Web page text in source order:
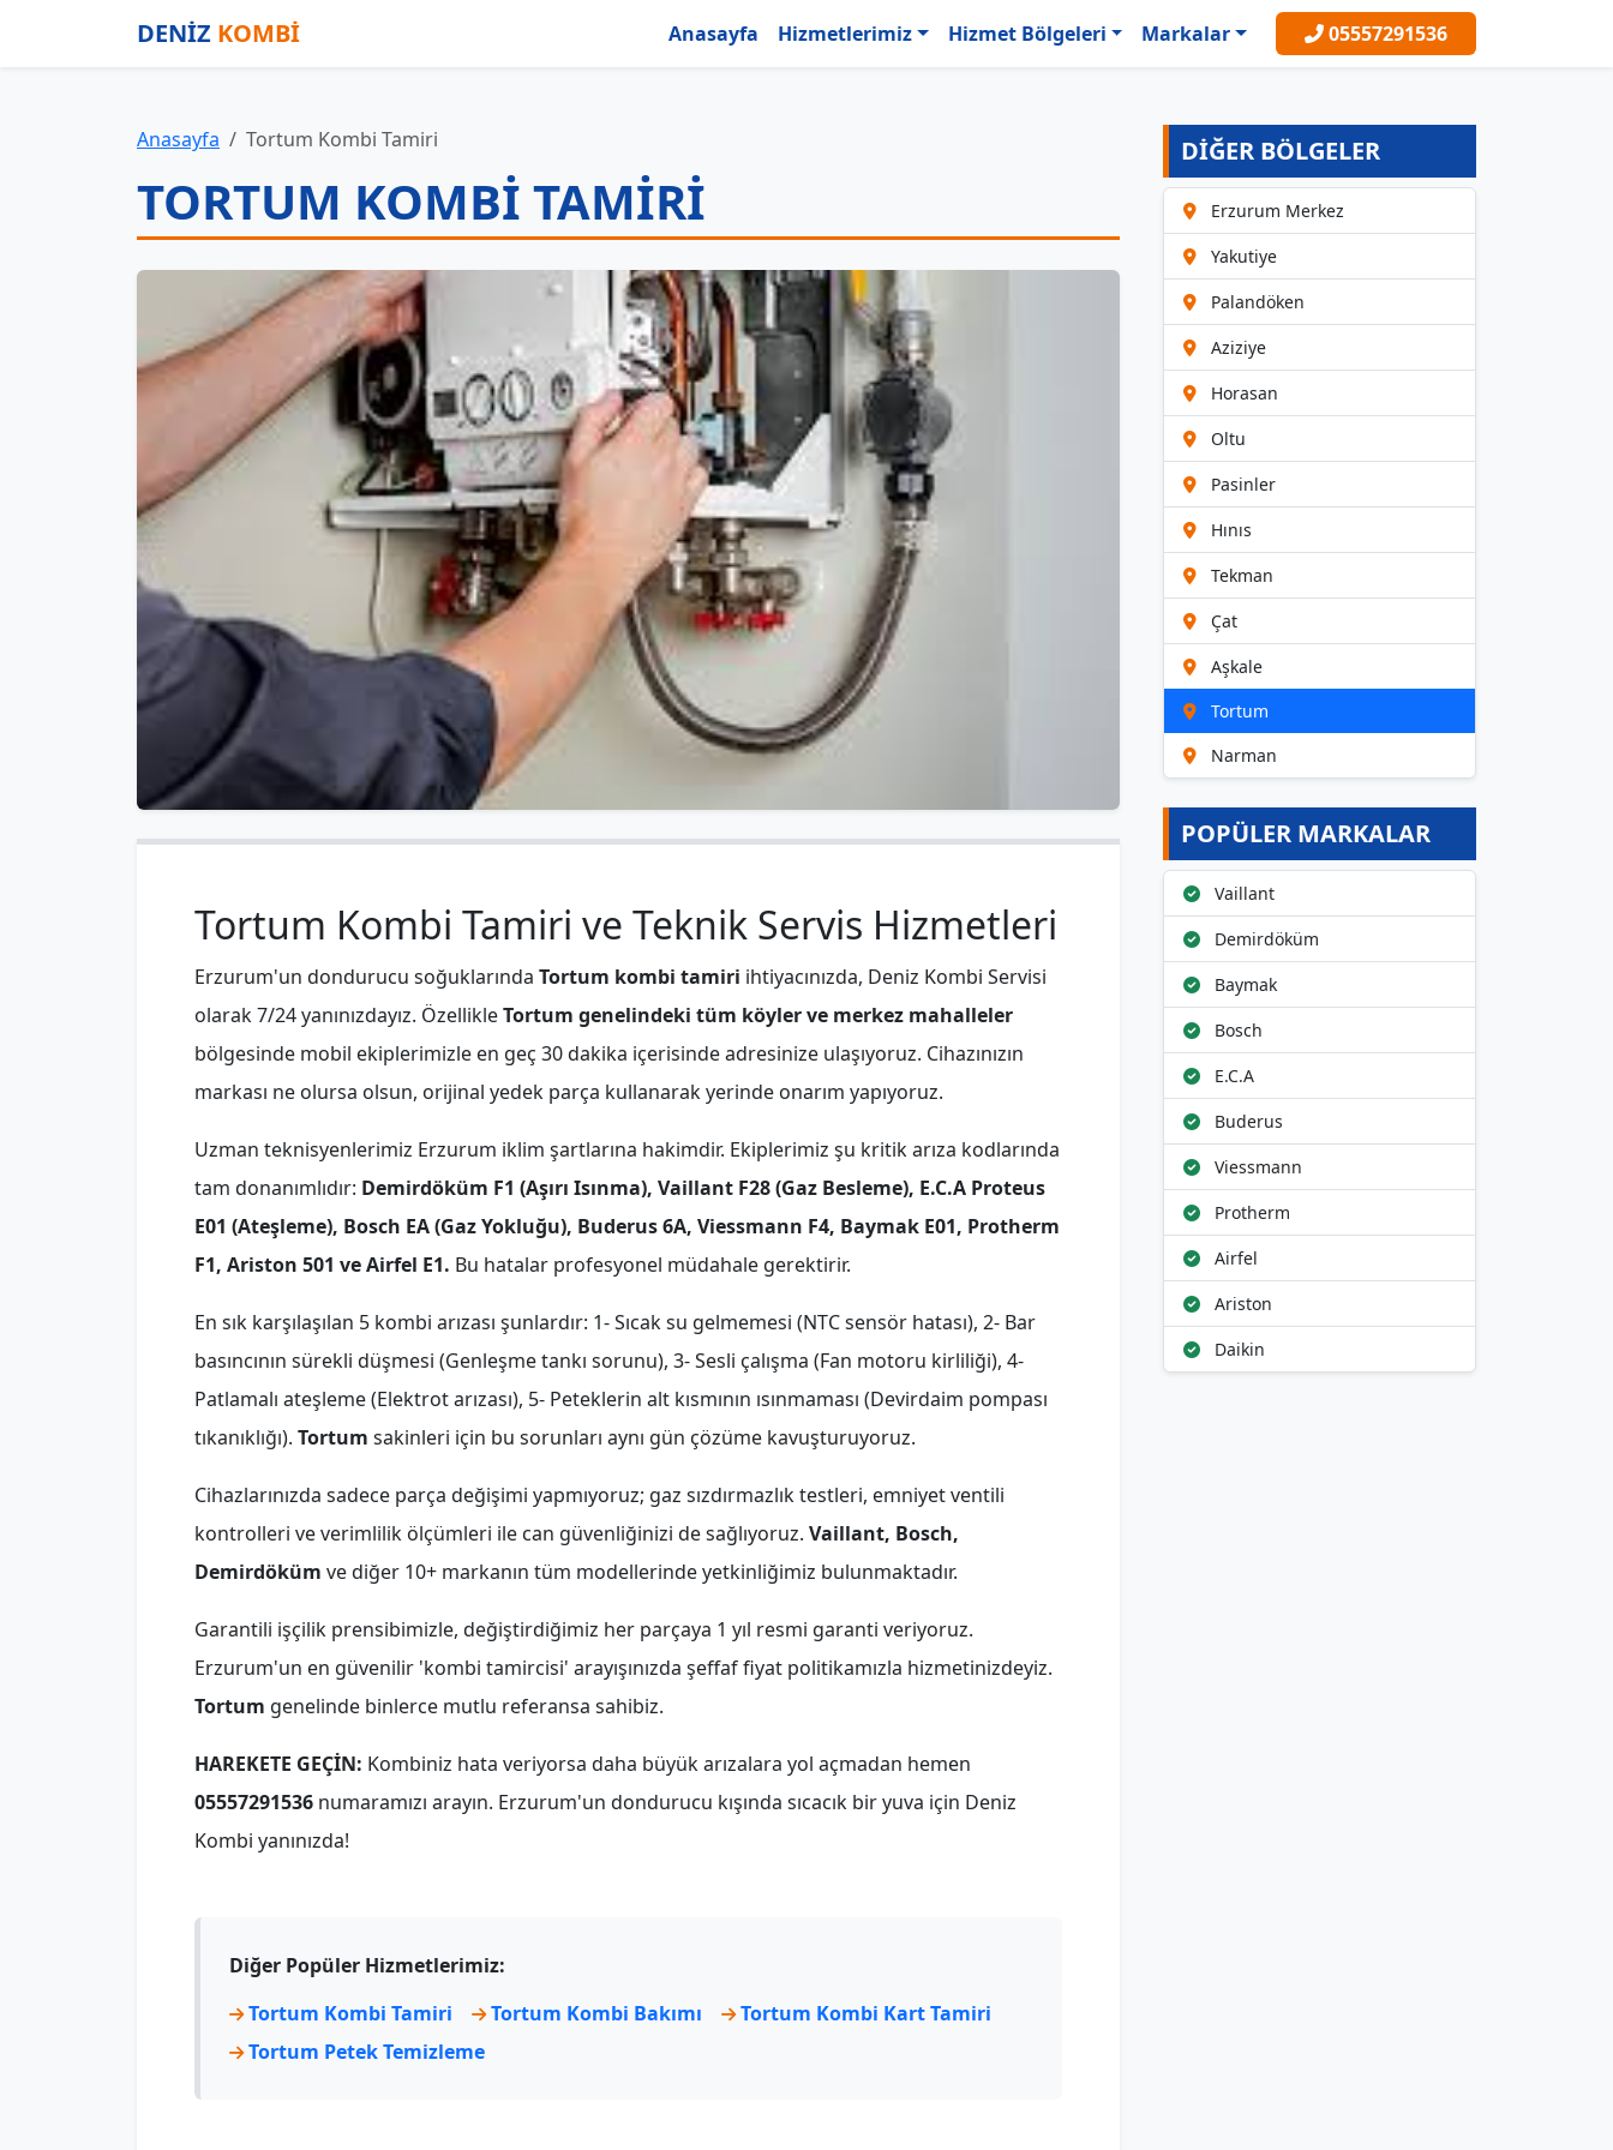
DENİZ KOMBİ Anasayfa Hizmetlerimiz Hizmet Bölgeleri Markalar 05557291536
Anasayfa Tortum Kombi Tamiri
TORTUM KOMBI TAMIRI
Tortum Kombi Tamiri ve Teknik Servis Hizmetleri
Erzurum'un dondurucu soğuklarında Tortum kombi tamiri ihtiyacınızda, Deniz Kombi Servisi
olarak 7/24 yanınızdayız. ÖzellikleTortum genelindeki tüm köyler ve merkez mahalleler
bölgesinde mobil ekiplerimizle en geç 30 dakika içerisinde adresinize ulaşıyoruz. Cihazınızın
markası ne olursa olsun, orijinal yedek parça kullanarak yerinde onarım yapıyoruz.
Uzman teknisyenlerimiz Erzurum iklim şartlarına hakimdir. Ekiplerimiz şu kritik arıza kodlarında
tam donanımlıdır: Demirdöküm F1 (Aşırı Isınma), Vaillant F28 (Gaz Besleme), E.C.A Proteus
E01 (Ateşleme), Bosch EA (Gaz Yokluğu), Buderus 6A, Viessmann F4, Baymak E01, Protherm
F1, Ariston 501 ve Airfel E1. Bu hatalar profesyonel müdahale gerektirir.
En sık karşılaşılan 5 kombi arızası şunlardır: 1- Sıcak su gelmemesi (NTC sensör hatası), 2- Bar
basıncının sürekli düşmesi (Genleşme tankı sorunu), 3- Sesli çalışma (Fan motoru kirliliği), 4-
Patlamalı ateşleme (Elektrot arızası), 5- Peteklerin alt kısmının ısınmaması (Devirdaim pompası
tıkanıklığı). Tortum sakinleri için bu sorunları aynı gün çözüme kavuşturuyoruz.
Cihazlarınızda sadece parça değişimi yapmıyoruz; gaz sızdırmazlık testleri, emniyet ventili
kontrolleri ve verimlilik ölçümleri ile can güvenliğinizi de sağlıyoruz. Vaillant, Bosch,
Demirdöküm ve diğer 10+ markanın tüm modellerinde yetkinliğimiz bulunmaktadır.
Garantili işçilik prensibimizle, değiştirdiğimiz her parçaya 1 yıl resmi garanti veriyoruz.
Erzurum'un en güvenilir 'kombi tamircisi' arayışınızda şeffaf fiyat politikamızla hizmetinizdeyiz.
Tortum genelinde binlerce mutlu referansa sahibiz.
HAREKETE GEÇİN: Kombiniz hata veriyorsa daha büyük arızalara yol açmadan hemen
05557291536 numaramızı arayın. Erzurum'un dondurucu kışında sıcacık bir yuva için Deniz
Kombi yanınızda!
Diğer Popüler Hizmetlerimiz:
Tortum Kombi Tamiri
Tortum Kombi Bakımı
Tortum Kombi Kart Tamiri
Tortum Petek Temizleme
DİĞER BÖLGELER
Erzurum Merkez
Yakutiye
Palandöken
Aziziye
Horasan
Oltu
Pasinler
Hınıs
Tekman
Çat
Aşkale
Tortum
Narman
POPÜLER MARKALAR
Vaillant
Demirdöküm
Baymak
Bosch
E.C.A
Buderus
Viessmann
Protherm
Airfel
Ariston
Daikin